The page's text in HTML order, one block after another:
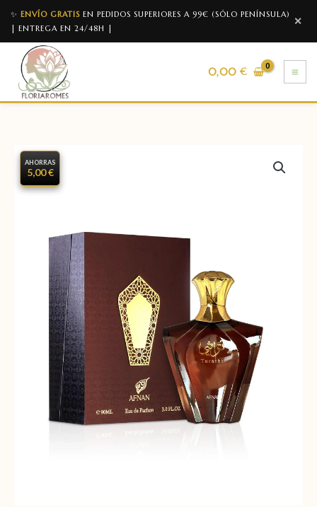
✨ ENVÍO GRATIS EN PEDIDOS SUPERIORES A 99€ (SÓLO PENÍNSULA)
| ENTREGA EN 24/48H |
✕
0,00€
AHORRAS
5,00 €